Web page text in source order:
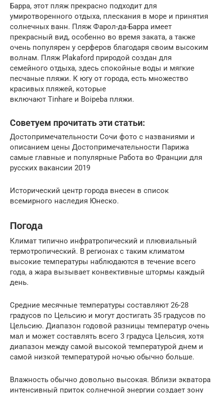
Барра, этот пляж прекрасно подходит для
умиротворенного отдыха, плескания в море и принятия
солнечных ванн. Пляж Фарол-да-Барра имеет
прекрасный вид, особенно во время заката, а также
очень популярен у серферов благодаря своим высоким
волнам. Пляж Plakaford природой создан для
семейного отдыха, здесь спокойные воды и мягкие
песчаные пляжи. К югу от города, есть множество
красивых пляжей, которые
включают Tinhare и Boipeba пляжи.
Советуем прочитать эти статьи:
Достопримечательности Сочи фото с названиями и
описанием цены Достопримечательности Парижа
самые главные и популярные Работа во Франции для
русских вакансии 2019
Исторический центр города внесен в список
всемирного наследия Юнеско.
Погода
Климат типично инфратропический и плювиальный
термотропический. В регионах с таким климатом
высокие температуры наблюдаются в течение всего
года, а жара вызывает конвективные штормы каждый
день.
Средние месячные температуры составляют 26-28
градусов по Цельсию и могут достигать 35 градусов по
Цельсию. Диапазон годовой разницы температур очень
мал и может составлять всего 3 градуса Цельсия, хотя
диапазон между самой высокой температурой днем ​​и
самой низкой температурой ночью обычно больше.
Влажность обычно довольно высокая. Вблизи экватора
интенсивный приток солнечной энергии создает зону